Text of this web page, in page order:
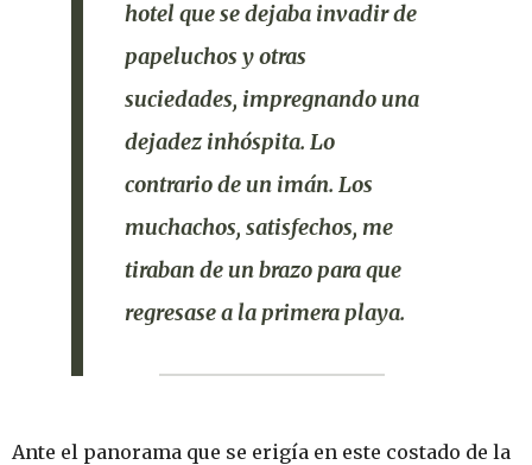
hotel que se dejaba invadir de
papeluchos y otras
suciedades, impregnando una
dejadez inhóspita. Lo
contrario de un imán. Los
muchachos, satisfechos, me
tiraban de un brazo para que
regresase a la primera playa.
Ante el panorama que se erigía en este costado de la